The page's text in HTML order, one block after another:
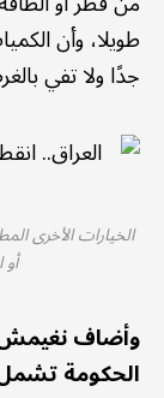
طويلا، وأن
جدًا ولا تفي
الخيارات الأخرى
وأضاف نغيمش
الحكومة